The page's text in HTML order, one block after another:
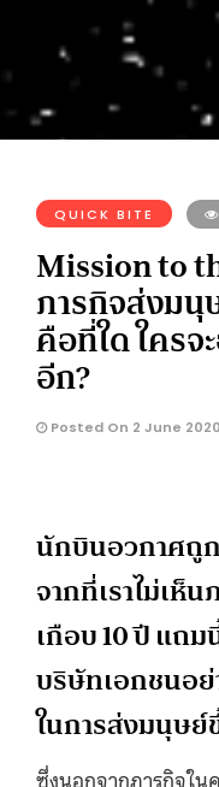
QUICK BITE
Mission to
ภารกิจส่งมนุ
คือที่ใด ใคร
อีก?
Posted On 2 June 2020
นักบินอวกาศถู
จากที่เราไม่เห็
เกือบ 10 ปี แถ
บริษัทเอกชนอย่
ในการส่งมนุษ
ซึ่งนอกจากภารกิจใ